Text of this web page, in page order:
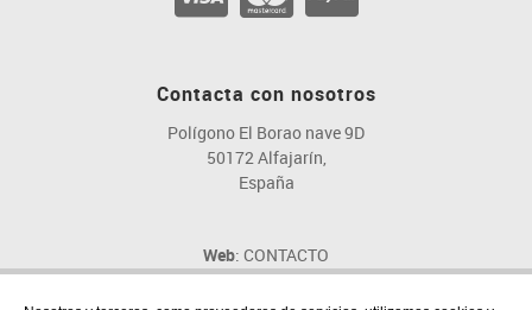
Contacta con nosotros
Polígono El Borao nave 9D
50172 Alfajarín,
España
Web: CONTACTO
Email: fig@fig.es
Teléfono: 976 107 046